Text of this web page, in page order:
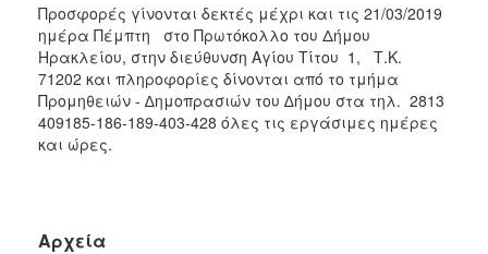
ΠΟΛΙΤΙΣΜΟΣ
ΑΝΘΕΚΤΙΚΗ
ΠΟΛΗ
Προσφορές γίνονται δεκτές μέχρι και τις 21/03/2019
ημέρα Πέμπτη στο Πρωτόκολλο του Δήμου
Ηρακλείου, στην διεύθυνση Αγίου Τίτου 1, Τ.Κ.
71202 και πληροφορίες δίνονται από το τμήμα
Προμηθειών - ∆ημοπρασιών του ∆ήμου στα τηλ. 2813
409185-186-189-403-428 όλες τις εργάσιμες ημέρες
και ώρες.
Αρχεία